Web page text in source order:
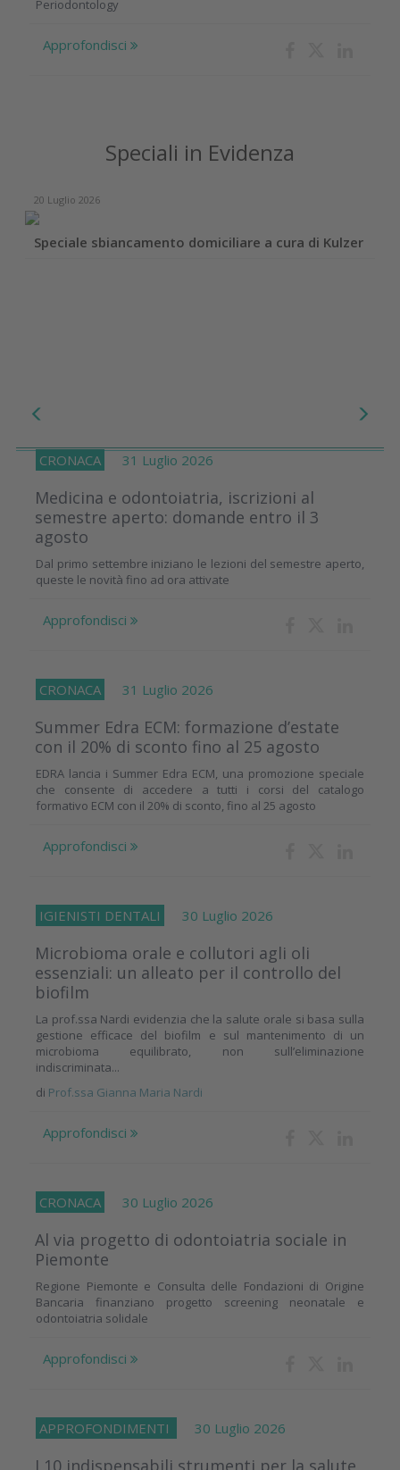
Periodontology
Approfondisci
Speciali in Evidenza
20 Luglio 2026
Speciale sbiancamento domiciliare a cura di Kulzer
CRONACA 31 Luglio 2026
Medicina e odontoiatria, iscrizioni al
semestre aperto: domande entro il 3
agosto
Dal primo settembre iniziano le lezioni del semestre aperto,
queste le novità fino ad ora attivate
Approfondisci
CRONACA 31 Luglio 2026
Summer Edra ECM: formazione d’estate
con il 20% di sconto fino al 25 agosto
EDRA lancia i Summer Edra ECM, una promozione speciale
che consente di accedere a tutti i corsi del catalogo
formativo ECM con il 20% di sconto, fino al 25 agosto
Approfondisci
IGIENISTI DENTALI 30 Luglio 2026
Microbioma orale e collutori agli oli
essenziali: un alleato per il controllo del
biofilm
La prof.ssa Nardi evidenzia che la salute orale si basa sulla
gestione efficace del biofilm e sul mantenimento di un
microbioma equilibrato, non sull’eliminazione
indiscriminata...
di Prof.ssa Gianna Maria Nardi
Approfondisci
CRONACA 30 Luglio 2026
Al via progetto di odontoiatria sociale in
Piemonte
Regione Piemonte e Consulta delle Fondazioni di Origine
Bancaria finanziano progetto screening neonatale e
odontoiatria solidale
Approfondisci
APPROFONDIMENTI 30 Luglio 2026
I 10 indispensabili strumenti per la salute